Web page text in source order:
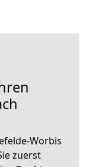
Worbis
zuerst